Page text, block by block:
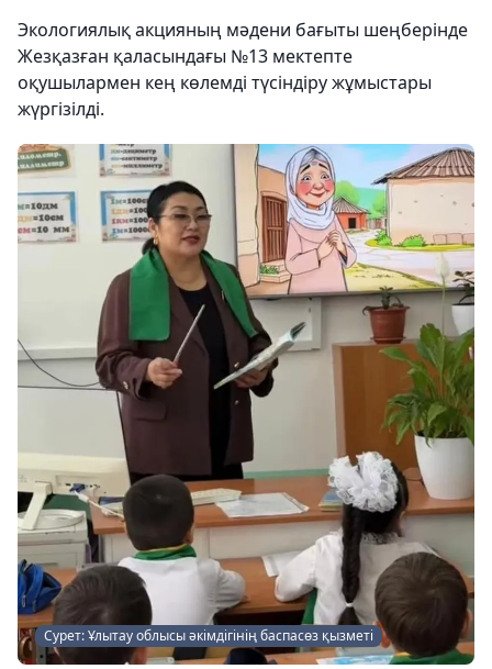
Экологиялық акцияның мәдени бағыты шеңберінде
Жезқазған қаласындағы №13 мектепте
оқушылармен кең көлемді түсіндіру жұмыстары
жүргізілді.
Сурет: Ұлытау облысы әкімдігінің баспасөз қызметі